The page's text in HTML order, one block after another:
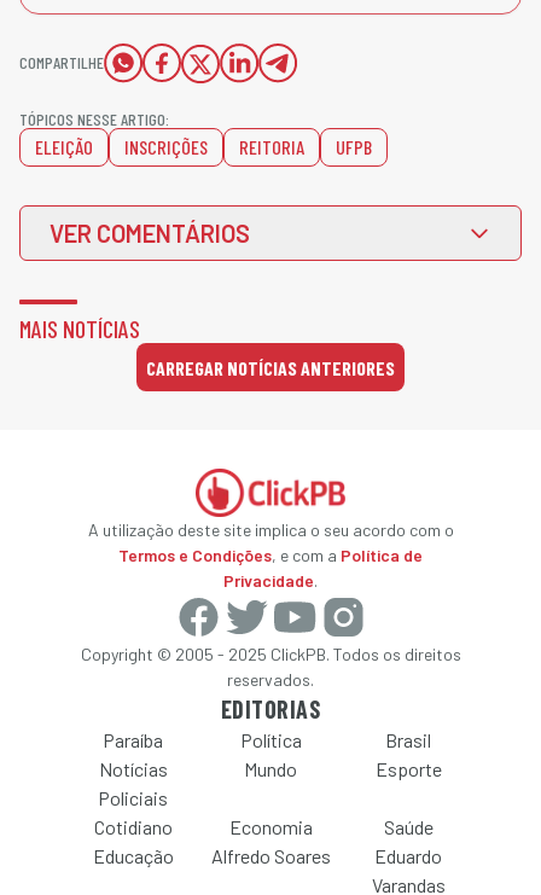
COMPARTILHE
TÓPICOS NESSE ARTIGO:
ELEIÇÃO INSCRIÇÕES REITORIA UFPB
VER COMENTÁRIOS
MAIS NOTÍCIAS
CARREGAR NOTÍCIAS ANTERIORES
A utilização deste site implica o seu acordo com o
Termos e Condições, e com a Política de
Privacidade.
Copyright © 2005 - 2025 ClickPB. Todos os direitos
reservados.
EDITORIAS
Paraíba Política
Brasil
Notícias
Policiais
Mundo Esporte
Cotidiano Economia
Saúde
Educação
Alfredo Soares
Eduardo
Varandas